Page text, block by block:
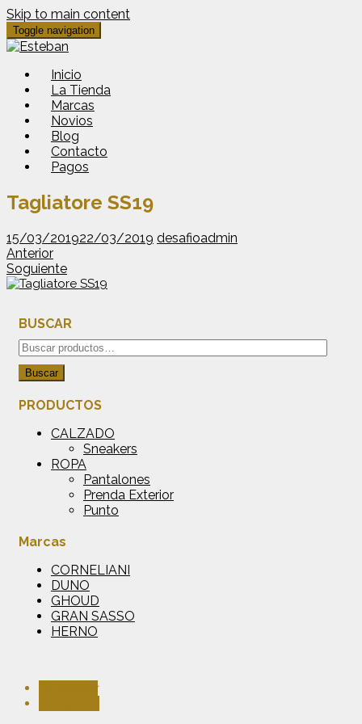
Skip to main content
Toggle navigation
Inicio
La Tienda
Marcas
Novios
Blog
Contacto
Pagos
Tagliatore SS19
15/03/201922/03/2019 desafioadmin
Anterior
Soguiente
BUSCAR
Buscar
por:
Buscar
PRODUCTOS
CALZADO
Sneakers
ROPA
Pantalones
Prenda Exterior
Punto
Marcas
CORNELIANI
DUNO
GHOUD
GRAN SASSO
HERNO